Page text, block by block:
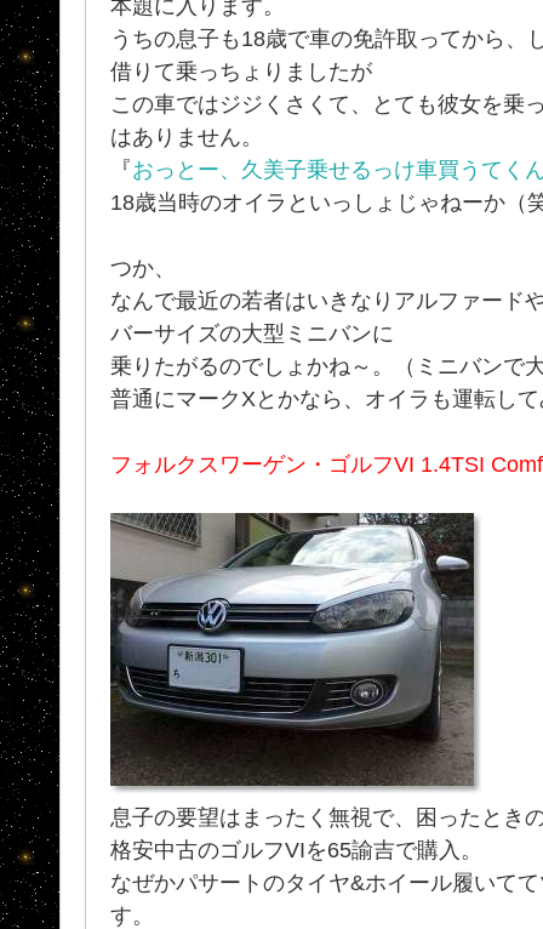
本題に入ります。
うちの息子も18歳で車の免許取ってから、
借りて乗っちょりましたが
この車ではジジくさくて、とても彼女を乗
はありません。
『おっとー、久美子乗せるっけ車買うてく
18歳当時のオイラといっしょじゃねーか（
つか、
なんで最近の若者はいきなりアルファード
バーサイズの大型ミニバンに
乗りたがるのでしょかね～。（ミニバンで
普通にマークXとかなら、オイラも運転し
フォルクスワーゲン・ゴルフVI 1.4TSI
息子の要望はまったく無視で、困ったとき
格安中古のゴルフVIを65諭吉で購入。
なぜかパサートのタイヤ&ホイール履いて
す。